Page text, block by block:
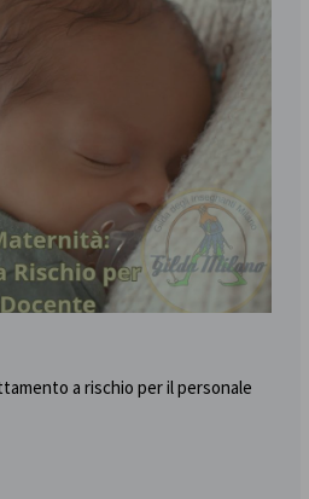
a rischio per il personale